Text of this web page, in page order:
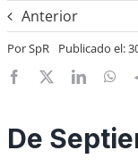
Anterior
PorSpR Publicado el:
De